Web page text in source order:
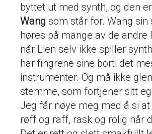
byttet ut med synth, og den
Wang som står for. Wang sin
høres på mange av de andre
når Lien selv ikke spiller
har fingrene sine borti det
instrumenter. Og må ikke
stemme, som fortjener sitt
Jeg får nøye meg med å si
røff og raff, rask og rolig når